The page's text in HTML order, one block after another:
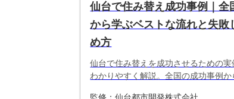
仙台で住み替え成功事例｜全
から学ぶベストな流れと失敗
め方
仙台で住み替えを成功させるための実
わかりやすく解説。全国の成功事例か